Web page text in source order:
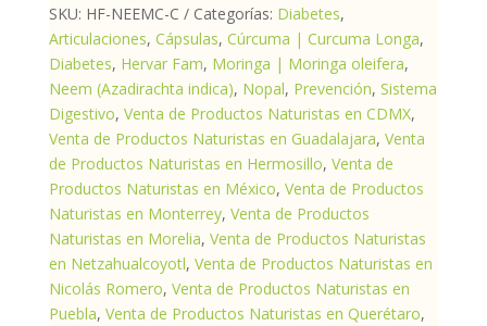
SKU: HF-NEEMC-C Categorías: Diabetes,
Articulaciones, Cápsulas, Cúrcuma | Curcuma Longa,
Diabetes, Hervar Fam, Moringa | Moringa oleifera,
Neem (Azadirachta indica), Nopal, Prevención, Sistema
Digestivo, Venta de Productos Naturistas en CDMX,
Venta de Productos Naturistas en Guadalajara, Venta
de Productos Naturistas en Hermosillo, Venta de
Productos Naturistas en México, Venta de Productos
Naturistas en Monterrey, Venta de Productos
Naturistas en Morelia, Venta de Productos Naturistas
en Netzahualcoyotl, Venta de Productos Naturistas en
Nicolás Romero, Venta de Productos Naturistas en
Puebla, Venta de Productos Naturistas en Querétaro,